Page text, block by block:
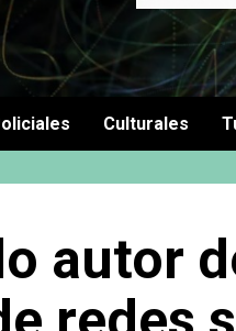
Culturales
autor